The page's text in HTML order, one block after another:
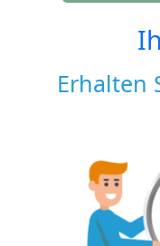
Erhalten